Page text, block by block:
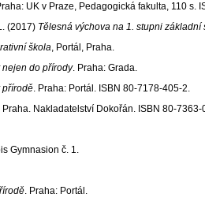
UK v Praze, Pedagogická fakulta, 110 s.
(2017) Tělesná výchova na 1. stupni základní
škola, Portál, Praha.
nejen do přírody. Praha: Grada.
přírodě. Praha: Portál. ISBN 80-7178-405-2.
Praha. Nakladatelství Dokořán. ISBN 80-7363-
Gymnasion č. 1.
. Praha: Portál.